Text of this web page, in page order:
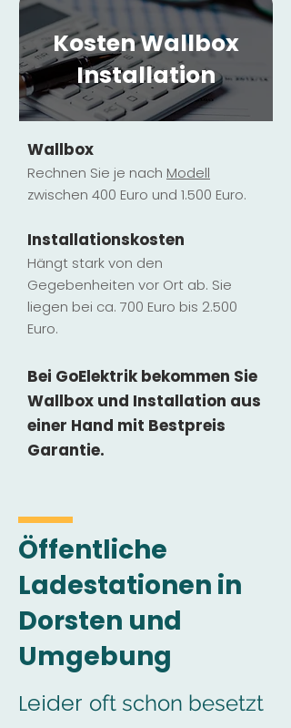
Kosten Wallbox
Installation
Wallbox
Rechnen Sie je nach Modell
zwischen 400 Euro und 1.500 Euro.
Installationskosten
Hängt stark von den
Gegebenheiten vor Ort ab. Sie
liegen bei ca. 700 Euro bis 2.500
Euro.
Bei GoElektrik bekommen Sie
Wallbox und Installation aus
einer Hand mit Bestpreis
Garantie.
Öffentliche
Ladestationen in
Dorsten und
Umgebung
Leider oft schon besetzt